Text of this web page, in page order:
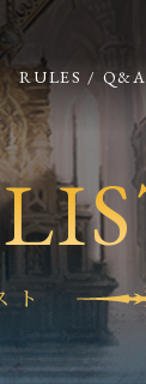
RULES / Q&A
ト